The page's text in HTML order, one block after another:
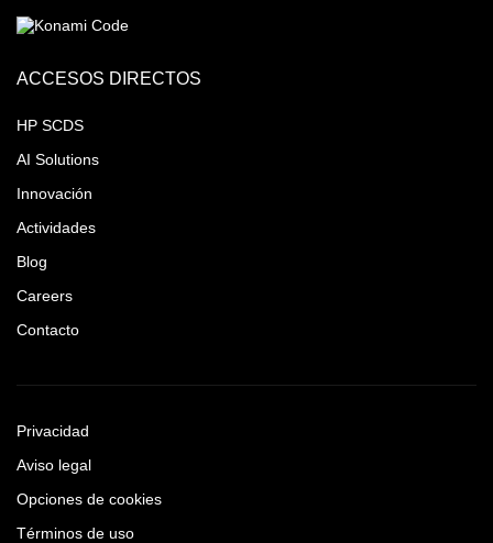
ACCESOS DIRECTOS
HP SCDS
AI Solutions
Innovación
Actividades
Blog
Careers
Contacto
Privacidad
Aviso legal
Opciones de cookies
Términos de uso